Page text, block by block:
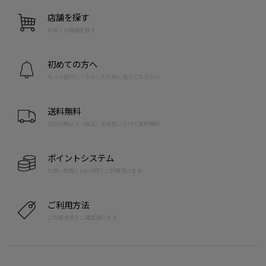
店舗を探す
お近くの店舗を探す
初めての方へ
もっと便利に！たのしむために覚えておきたい
送料無料
10,000円以上（税込）のお買い上げで送料無料
ポイントシステム
お買い物毎に1pt=1円でご利用頂けます
ご利用方法
ご利用方法をご確認頂けます